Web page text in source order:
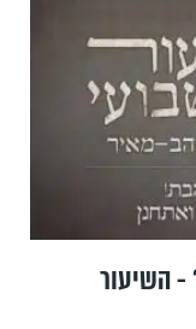
השיעור